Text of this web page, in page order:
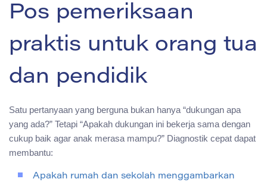
Pos pemeriksaan
praktis untuk orang tua
dan pendidik
Satu pertanyaan yang berguna bukan hanya “dukungan apa
yang ada?” Tetapi “Apakah dukungan ini bekerja sama dengan
cukup baik agar anak merasa mampu?” Diagnostik cepat dapat
membantu:
Apakah rumah dan sekolah menggambarkan